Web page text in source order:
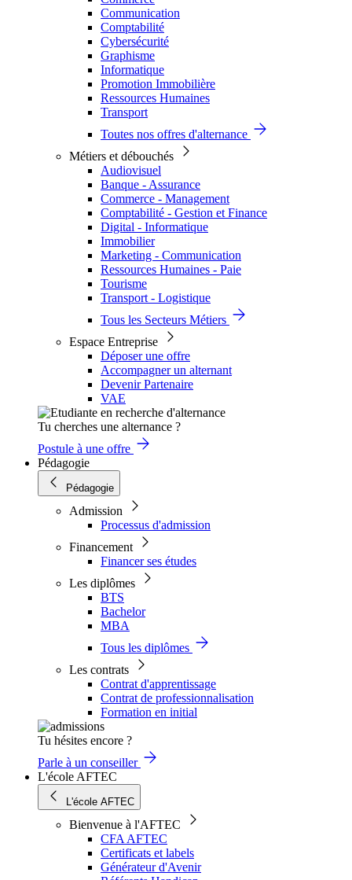
Communication
Comptabilité
Cybersécurité
Graphisme
Informatique
Promotion Immobilière
Ressources Humaines
Transport
Toutes nos offres d'alternance
Métiers et débouchés
Audiovisuel
Banque - Assurance
Commerce - Management
Comptabilité - Gestion et Finance
Digital - Informatique
Immobilier
Marketing - Communication
Ressources Humaines - Paie
Tourisme
Transport - Logistique
Tous les Secteurs Métiers
Espace Entreprise
Déposer une offre
Accompagner un alternant
Devenir Partenaire
VAE
Tu cherches une alternance ?
Postule à une offre
Pédagogie
Pédagogie
Admission
Processus d'admission
Financement
Financer ses études
Les diplômes
BTS
Bachelor
MBA
Tous les diplômes
Les contrats
Contrat d'apprentissage
Contrat de professionnalisation
Formation en initial
Tu hésites encore ?
Parle à un conseiller
L'école AFTEC
L'école AFTEC
Bienvenue à l'AFTEC
CFA AFTEC
Certificats et labels
Générateur d'Avenir